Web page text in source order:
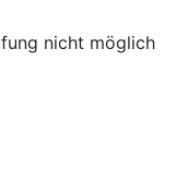
nicht möglich